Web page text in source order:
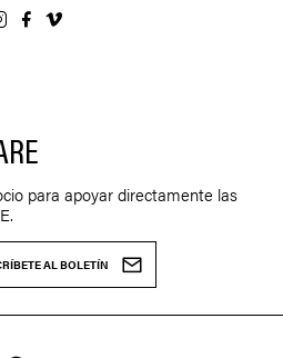
para apoyar directamente las
AL BOLETÍN